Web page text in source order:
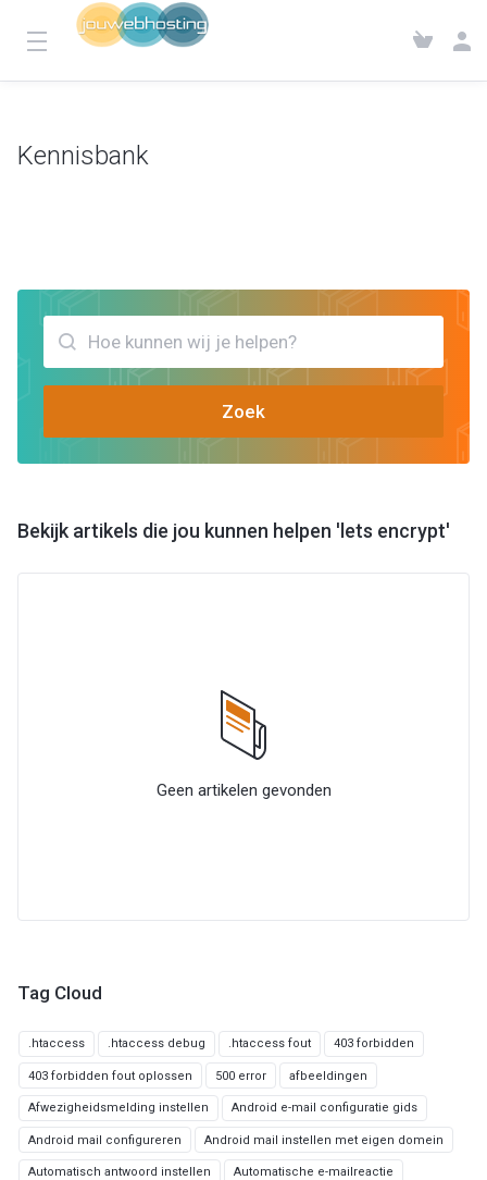
Kennisbank
Zoek
Bekijk artikels die jou kunnen helpen 'lets encrypt'
Geen artikelen gevonden
Tag Cloud
.htaccess .htaccess debug .htaccess fout 403 forbidden
403 forbidden fout oplossen 500 error afbeeldingen
Afwezigheidsmelding instellen Android e-mail configuratie gids
Android mail configureren Android mail instellen met eigen domein
Automatisch antwoord instellen Automatische e-mailreactie